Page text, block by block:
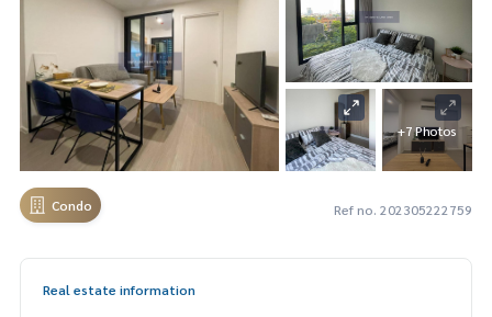
+7 Photos
Condo Ref no. 202305222759
Real estate information